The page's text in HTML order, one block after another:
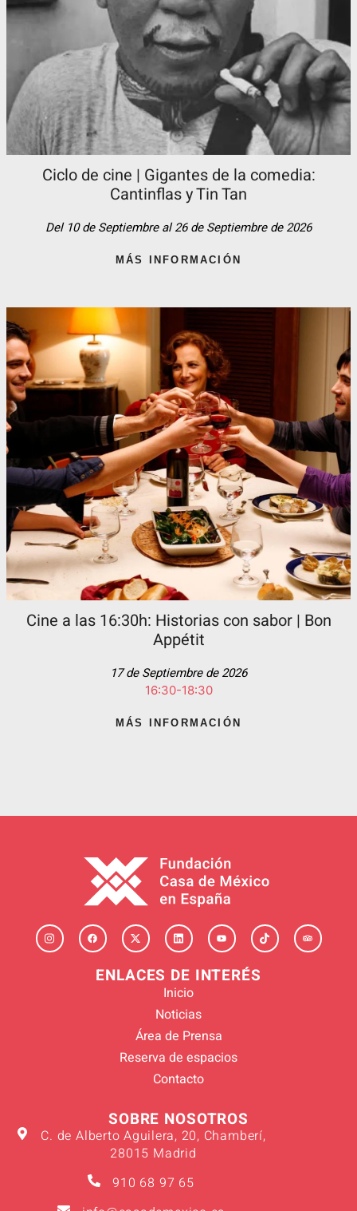
Ciclo de cine | Gigantes de la comedia:
Cantinflas y Tin Tan​
Del 10 de Septiembre al 26 de Septiembre de 2026
MÁS INFORMACIÓN
Cine a las 16:30h: Historias con sabor | Bon
Appétit
17 de Septiembre de 2026
16:30-18:30
MÁS INFORMACIÓN
ENLACES DE INTERÉS
Inicio
Noticias
Área de Prensa
Reserva de espacios
Contacto
SOBRE NOSOTROS
C. de Alberto Aguilera, 20, Chamberí,
28015 Madrid
910 68 97 65